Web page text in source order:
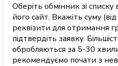
Оберіть обмінник зі
його сайт. Вкажіть суму
реквізити для отримання
підтвердіть заявку.
обробляються за 5-30
рекомендуємо почати з